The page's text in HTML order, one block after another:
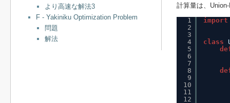
より高速な解法3
F - Yakiniku Optimization Problem
問題
解法
計算量は、
1
2
3
4
5
6
7
8
9
10
11
12
import
class